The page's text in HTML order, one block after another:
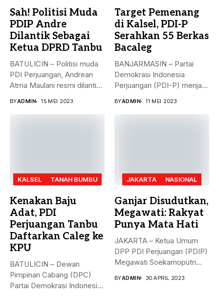
Sah! Politisi Muda
PDIP Andre
Dilantik Sebagai
Ketua DPRD Tanbu
BATULICIN – Politisi muda
PDI Perjuangan, Andrean
Atma Maulani resmi dilantik
BYADMIN 15 MEI 2023
Target Pemenang
di Kalsel, PDI-P
Serahkan 55 Berkas
Bacaleg
BANJARMASIN – Partai
Demokrasi Indonesia
Perjuangan (PDI-P) menjadi
BYADMIN 11 MEI 2023
KALSEL TANAH BUMBU
Kenakan Baju
Adat, PDI
Perjuangan Tanbu
Daftarkan Caleg ke
KPU
BATULICIN – Dewan
Pimpinan Cabang (DPC)
Partai Demokrasi Indonesia
JAKARTA NASIONAL
Ganjar Disudutkan,
Megawati: Rakyat
Punya Mata Hati
JAKARTA – Ketua Umum
DPP PDI Perjuangan (PDIP)
Megawati Soekarnoputri
BYADMIN 30 APRIL 2023